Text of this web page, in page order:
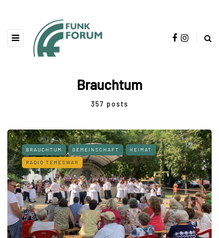
Brauchtum
357 posts
BRAUCHTUM GEMEINSCHAFT HEIMAT
RADIO TEMESWAR